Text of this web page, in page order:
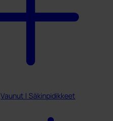
Vaunut | Säkinpidikkeet